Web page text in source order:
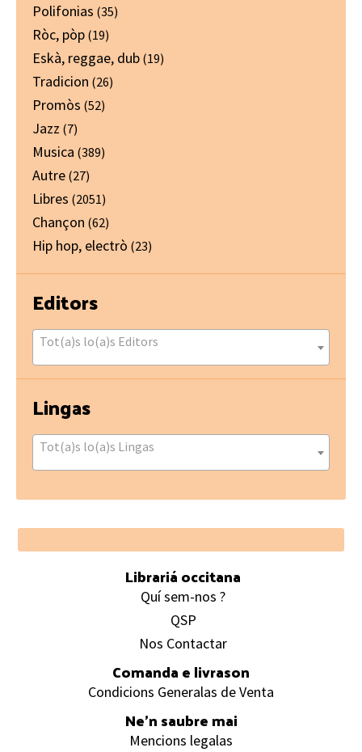
Polifonias (35)
Ròc, pòp (19)
Eskà, reggae, dub (19)
Tradicion (26)
Promòs (52)
Jazz (7)
Musica (389)
Autre (27)
Libres (2051)
Chançon (62)
Hip hop, electrò (23)
Editors
Tot(a)s lo(a)s Editors
Lingas
Tot(a)s lo(a)s Lingas
Footer
Librariá occitana
Quí sem-nos ?
QSP
Nos Contactar
Comanda e livrason
Condicions Generalas de Venta
Ne’n saubre mai
Mencions legalas